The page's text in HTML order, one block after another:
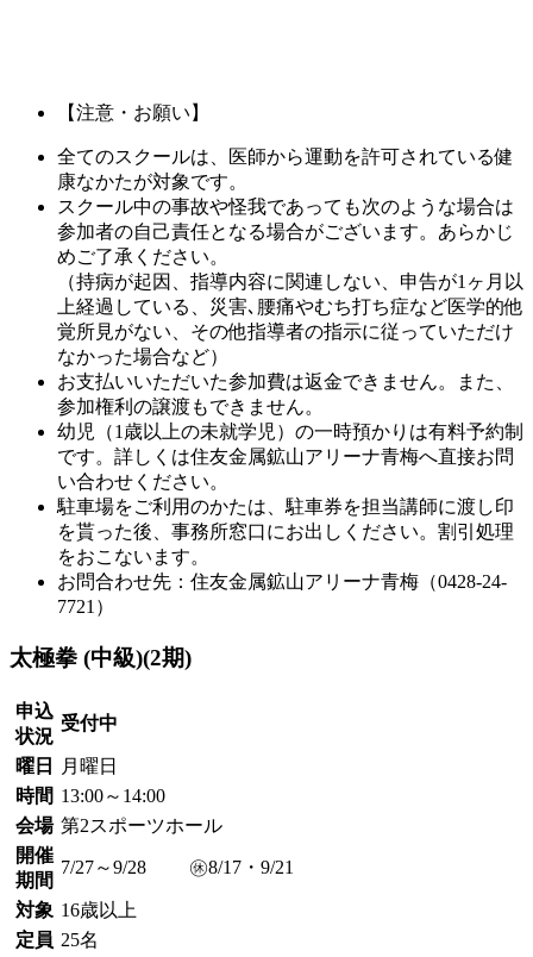
【注意・お願い】
全てのスクールは、医師から運動を許可されている健
康なかたが対象です。
スクール中の事故や怪我であっても次のような場合は
参加者の自己責任となる場合がございます。あらかじ
めご了承ください。
（持病が起因、指導内容に関連しない、申告が1ヶ月以
上経過している、災害､腰痛やむち打ち症など医学的他
覚所見がない、その他指導者の指示に従っていただけ
なかった場合など）
お支払いいただいた参加費は返金できません。また、
参加権利の譲渡もできません。
幼児（1歳以上の未就学児）の一時預かりは有料予約制
です。詳しくは住友金属鉱山アリーナ青梅へ直接お問
い合わせください。
駐車場をご利用のかたは、駐車券を担当講師に渡し印
を貰った後、事務所窓口にお出しください。割引処理
をおこないます。
お問合わせ先：住友金属鉱山アリーナ青梅（0428-24-
7721）
太極拳 (中級)(2期)
申込
状況
受付中
曜日
月曜日
時間 13:00～14:00
会場 第2スポーツホール
開催
期間
7/27～9/28 ㊡8/17・9/21
対象 16歳以上
定員 25名